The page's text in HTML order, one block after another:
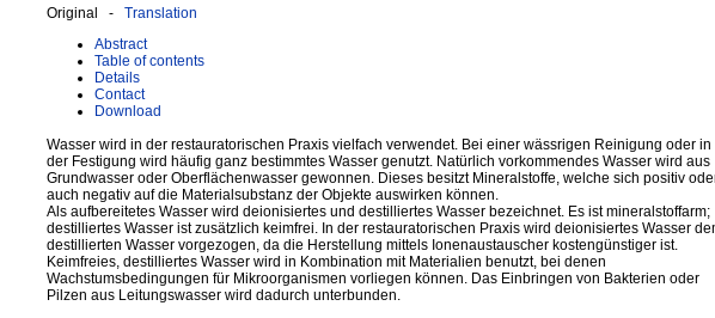
Original - Translation
Abstract
Table of contents
Details
Contact
Download
Wasser wird in der restauratorischen Praxis vielfach verwendet. Bei einer wässrigen Reinigung oder in
der Festigung wird häufig ganz bestimmtes Wasser genutzt. Natürlich vorkommendes Wasser wird aus
Grundwasser oder Oberflächenwasser gewonnen. Dieses besitzt Mineralstoffe, welche sich positiv
auch negativ auf die Materialsubstanz der Objekte auswirken können.
Als aufbereitetes Wasser wird deionisiertes und destilliertes Wasser bezeichnet. Es ist mineralstoffarm;
destilliertes Wasser ist zusätzlich keimfrei. In der restauratorischen Praxis wird deionisiertes Wasser
destillierten Wasser vorgezogen, da die Herstellung mittels Ionenaustauscher kostengünstiger ist.
Keimfreies, destilliertes Wasser wird in Kombination mit Materialien benutzt, bei denen
Wachstumsbedingungen für Mikroorganismen vorliegen können. Das Einbringen von Bakterien oder
Pilzen aus Leitungswasser wird dadurch unterbunden.